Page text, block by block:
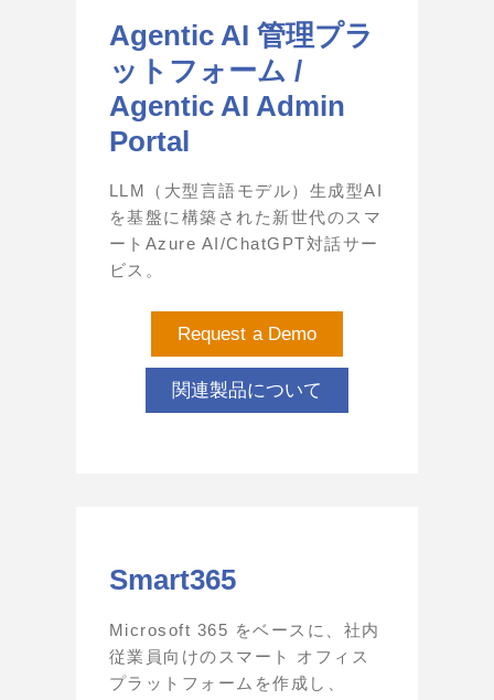
Agentic AI 管理プラ
ットフォーム /
Agentic AI Admin
Portal
LLM（大型言語モデル）生成型AI
を基盤に構築された新世代のスマ
ートAzure AI/ChatGPT対話サー
ビス。
Request a Demo
関連製品について
Smart365
Microsoft 365 をベースに、社内
従業員向けのスマート オフィス
プラットフォームを作成し、